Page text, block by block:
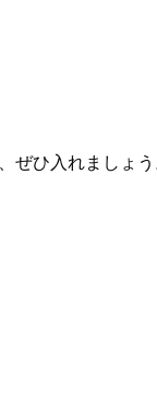
ひ入れましょう